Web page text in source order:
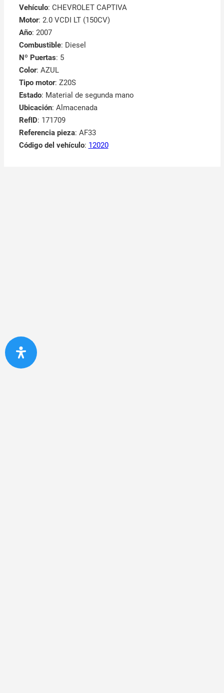
Vehículo: CHEVROLET CAPTIVA
Motor: 2.0 VCDI LT (150CV)
Año: 2007
Combustible: Diesel
Nº Puertas: 5
Color: AZUL
Tipo motor: Z20S
Estado: Material de segunda mano
Ubicación: Almacenada
RefID: 171709
Referencia pieza: AF33
Código del vehículo: 12020